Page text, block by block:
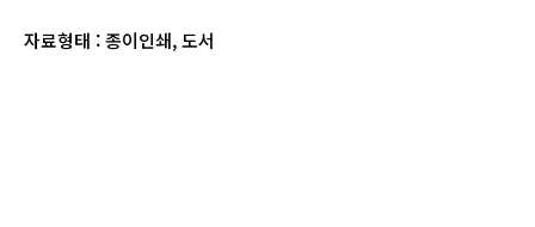
자료형태 : 종이인쇄, 도서